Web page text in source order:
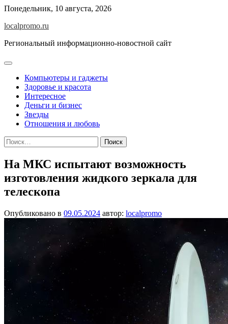
Перейти
содержимому
Понедельник, 10 августа, 2026
localpromo.ru
Региональный информационно-новостной сайт
Компьютеры и гаджеты
Здоровье и красота
Интересное
Деньги и бизнес
Звезды
Отношения и любовь
Найти:
На МКС испытают возможность
изготовления жидкого зеркала для
телескопа
Опубликовано в 09.05.2024 автор: localpromo